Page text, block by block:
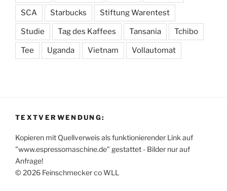
SCA Starbucks Stiftung Warentest
Studie Tag des Kaffees Tansania Tchibo
Tee Uganda Vietnam Vollautomat
TEXTVERWENDUNG:
Kopieren mit Quellverweis als funktionierender Link auf
"www.espressomaschine.de" gestattet - Bilder nur auf
Anfrage!
© 2026 Feinschmecker co WLL